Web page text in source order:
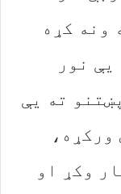
ونه کړه
نور
ته یې
وکړ او